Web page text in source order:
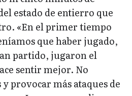
estado de entierro que
«En el primer tiempo
que haber jugado,
partido, jugaron el
sentir mejor. No
provocar más ataques de